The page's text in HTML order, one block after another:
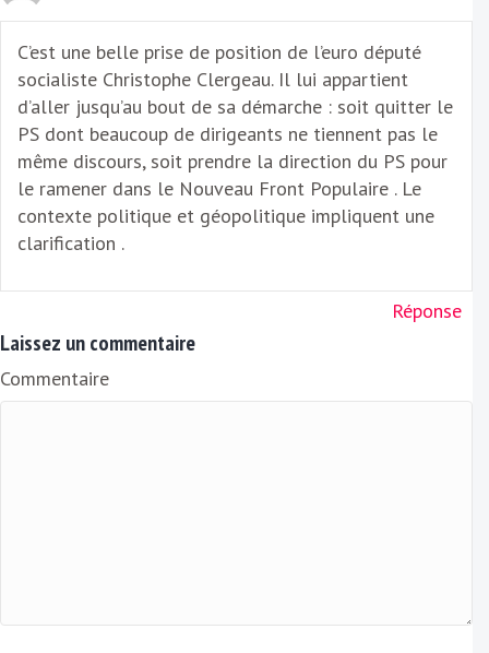
C’est une belle prise de position de l’euro député
socialiste Christophe Clergeau. Il lui appartient
d’aller jusqu’au bout de sa démarche : soit quitter le
PS dont beaucoup de dirigeants ne tiennent pas le
même discours, soit prendre la direction du PS pour
le ramener dans le Nouveau Front Populaire . Le
contexte politique et géopolitique impliquent une
clarification .
Réponse
Laissez un commentaire
Commentaire